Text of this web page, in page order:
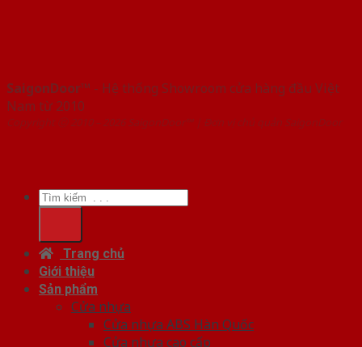
SaigonDoor™ - Hệ thống Showroom cửa hàng đầu Việt
Nam từ 2010
Copyright ⓒ 2010 – 2026 SaigonDoor™ | Đơn vị chủ quản SaigonDoor
Tìm
kiếm:
Trang chủ
Giới thiệu
Sản phẩm
Cửa nhựa
Cửa nhựa ABS Hàn Quốc
Cửa nhựa cao cấp